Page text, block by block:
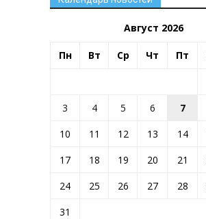
Август 2026
Пн Вт Ср Чт Пт
3
4 5 6 7
10
11 12 13 14
17
18 19 20 21
24
25 26 27 28
31